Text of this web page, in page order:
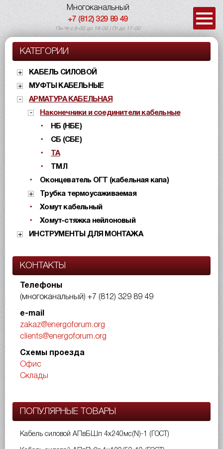
Многоканальный
+7 (812) 329 89 49
Пн-Чт с 9-00 до 18-00 | Пт до 17-00
КАТЕГОРИИ
КАБЕЛЬ СИЛОВОЙ
МУФТЫ КАБЕЛЬНЫЕ
АРМАТУРА КАБЕЛЬНАЯ
Наконечники и соединители кабельные
НБ (НБЕ)
СБ (СБЕ)
ТА
ТМЛ
Оконцеватель ОГТ (кабельная капа)
Трубка термоусаживаемая
Хомут кабельный
Хомут-стяжка нейлоновый
ИНСТРУМЕНТЫ ДЛЯ МОНТАЖА
КОНТАКТЫ
Телефоны
(многоканальный) +7 (812) 329 89 49
e-mail
zakaz@energoforum.org
clients@energoforum.org
Схемы проезда
Офис
Склады
ПОПУЛЯРНЫЕ ТОВАРЫ
Кабель силовой АПвБШп 4х240мс(N)-1 (ГОСТ)